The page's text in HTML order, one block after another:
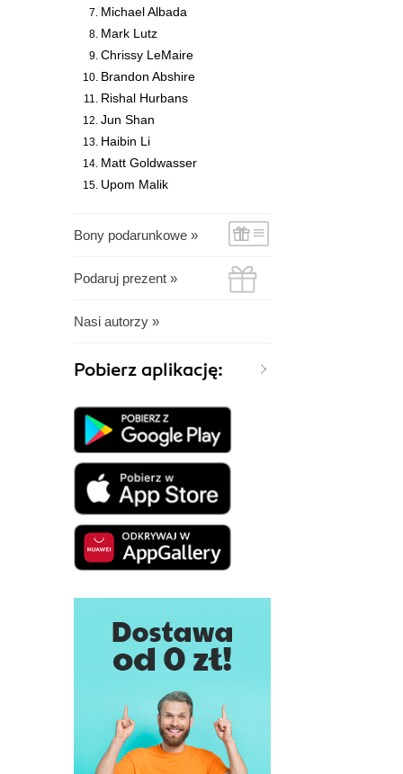
Michael Albada
Mark Lutz
Chrissy LeMaire
Brandon Abshire
Rishal Hurbans
Jun Shan
Haibin Li
Matt Goldwasser
Upom Malik
Bony podarunkowe »
Podaruj prezent »
Nasi autorzy »
Pobierz aplikację: